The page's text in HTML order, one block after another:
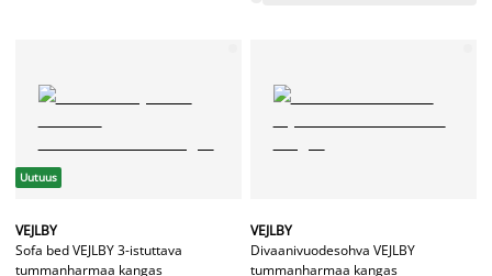
Uutuus
VEJLBY
Sofa bed VEJLBY 3-istuttava
tummanharmaa kangas
VEJLBY
Divaanivuodesohva VEJLBY
tummanharmaa kangas